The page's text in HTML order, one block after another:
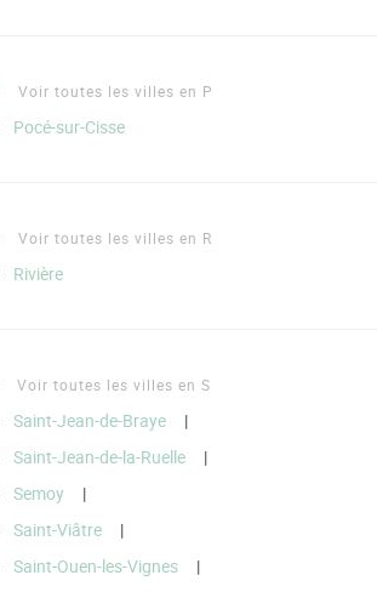
Voir toutes les villes en P
Pocé-sur-Cisse
Voir toutes les villes en R
Rivière
Voir toutes les villes en S
Saint-Jean-de-Braye
|
Saint-Jean-de-la-Ruelle
|
Semoy
|
Saint-Viâtre
|
Saint-Ouen-les-Vignes
|